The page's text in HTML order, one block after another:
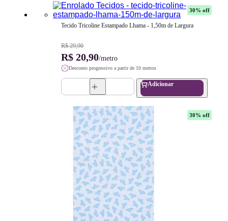
30% off
Tecido Tricoline Estampado Lhama - 1,50m de Largura
R$ 29,90
R$ 20,90/metro
Desconto progressivo a partir de 10 metros
Adicionar
30% off